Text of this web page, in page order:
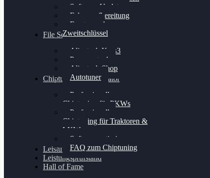
Software Update
Felgenaufbereitung
Ersatz- und
Zweitschlüssel
File Service
Alientech Kess3
Powergate 4
Alientech Shop
Autotuner
Chiptuning Konfigurator
Professionelles
Chiptuning für PKWs
Professionelles
Chiptuning für Traktoren &
LKW
Softwareoptimierung
FAQ zum Chiptuning
Leistungsmessung
Leistungsprüfstand
Hall of Fame